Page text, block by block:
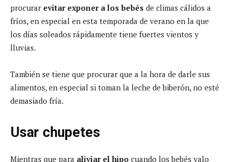
procurar evitar exponer a los bebés de climas cálidos a
fríos, en especial en esta temporada de verano en la que
los días soleados rápidamente tiene fuertes vientos y
lluvias.
También se tiene que procurar que a la hora de darle sus
alimentos, en especial si toman la leche de biberón, no esté
demasiado fría.
Usar chupetes
Mientras que para aliviar el hipo cuando los bebés yalo